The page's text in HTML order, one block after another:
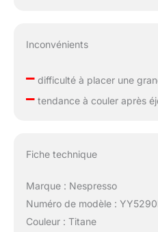
Inconvénients
–difficulté à placer une
–tendance à couler après
Fiche technique
Marque : Nespresso
Numéro de modèle :
Couleur : Titane